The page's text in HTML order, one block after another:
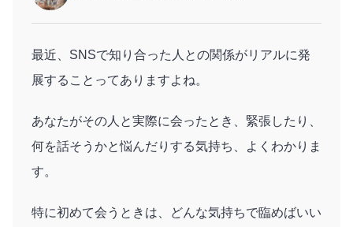
最近、SNSで知り合った人との関係がリアルに発
展することってありますよね。
あなたがその人と実際に会ったとき、緊張したり、
何を話そうかと悩んだりする気持ち、よくわかりま
す。
特に初めて会うときは、どんな気持ちで臨めばいい